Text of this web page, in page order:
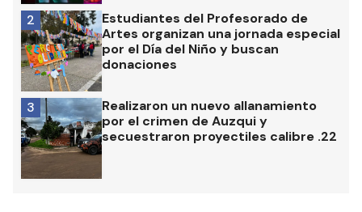
Estudiantes del Profesorado de
Artes organizan una jornada especial
por el Día del Niño y buscan
donaciones
2
Realizaron un nuevo allanamiento
por el crimen de Auzqui y
secuestraron proyectiles calibre .22
3